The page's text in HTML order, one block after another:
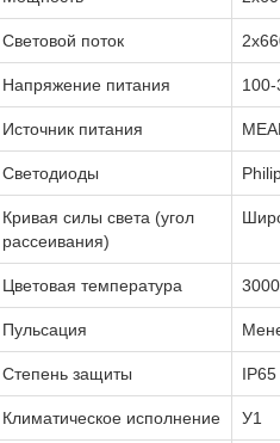
Световой поток
Напряжение питания
Источник питания
Светодиоды
Кривая силы света (угол
рассеивания)
Цветовая температура
Пульсация
Степень защиты IP65
Климатическое исполнение У1